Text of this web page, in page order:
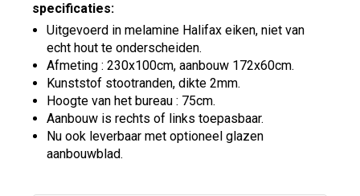
specificaties:
Uitgevoerd in melamine Halifax eiken, niet van
echt hout te onderscheiden.
Afmeting : 230x100cm, aanbouw 172x60cm.
Kunststof stootranden, dikte 2mm.
Hoogte van het bureau : 75cm.
Aanbouw is rechts of links toepasbaar.
Nu ook leverbaar met optioneel glazen
aanbouwblad.